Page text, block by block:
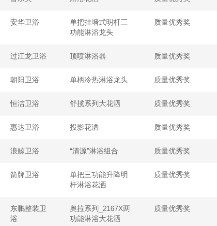
安华卫浴
单把挂墙式明杆三
功能淋浴龙头
质量优秀奖
过江龙卫浴 顶喷淋浴器 质量优秀奖
朝阳卫浴 单柄冷热淋浴龙头 质量优秀奖
恒洁卫浴 舒揽系列大花洒 质量优秀奖
惠达卫浴 投影花洒 质量优秀奖
浪鲸卫浴 “清源”淋浴组合 质量优秀奖
箭牌卫浴
单把三功能升降明
杆淋浴花洒
质量优秀奖
东鹏整装卫
浴
奥拉系列_2167X两
功能淋浴大花洒
质量优秀奖